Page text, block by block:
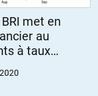
met en
au
à taux
dollars